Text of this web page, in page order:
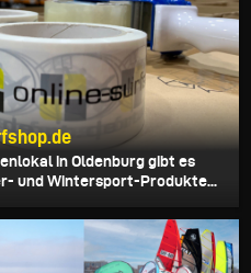
in Oldenburg gibt es
und Wintersport-Produkte...